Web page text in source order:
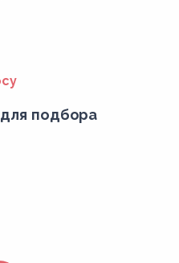
подбора